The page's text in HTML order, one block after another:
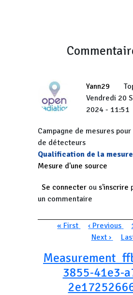
Yann29
Vendredi 20
2024 - 11:51
Campagne de mesures
de détecteurs
Qualification de la mesure
Mesure d'une source
Se connecter ou s'inscrire
un commentaire
Pagination
Première page
« First Page
‹ Previous
Page
Next ›
3855-41e3-